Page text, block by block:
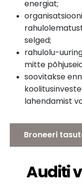
energiat;
selged;
rahulolu-
mitte
soovitakse
lahendamist
Broneeri
Auditi